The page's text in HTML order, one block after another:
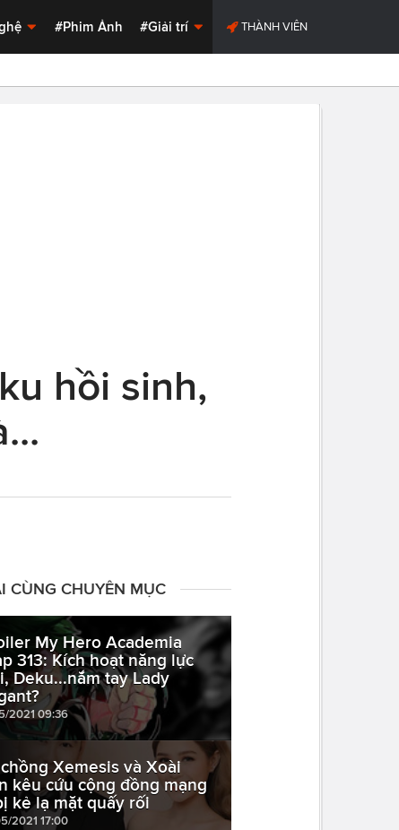
#Phim Ảnh #Giải trí THÀNH VIÊN
hồi sinh,
CÙNG CHUYÊN MỤC
My Hero Academia
313: Kích hoạt năng lực
Deku...nắm tay Lady
2021 09:36
Xemesis và Xoài
kêu cứu cộng đồng mạng
kẻ lạ mặt quấy rối
2021 17:00